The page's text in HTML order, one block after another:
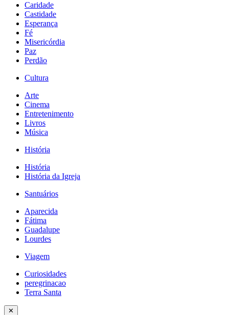
Caridade
Castidade
Esperança
Fé
Misericórdia
Paz
Perdão
Cultura
Arte
Cinema
Entretenimento
Livros
Música
História
História
História da Igreja
Santuários
Aparecida
Fátima
Guadalupe
Lourdes
Viagem
Curiosidades
peregrinacao
Terra Santa
✕